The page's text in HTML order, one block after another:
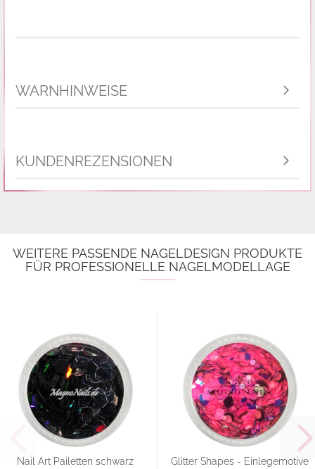
WARNHINWEISE
KUNDENREZENSIONEN
WEITERE PASSENDE NAGELDESIGN PRODUKTE
FÜR PROFESSIONELLE NAGELMODELLAGE
Nail Art Pailetten schwarz
Glitter Shapes - Einlegemotive